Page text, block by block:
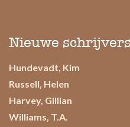
Nieuwe schrijvers
Hundevadt, Kim
Russell, Helen
Harvey, Gillian
Williams, T.A.